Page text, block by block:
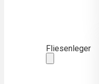
Fliesenleger